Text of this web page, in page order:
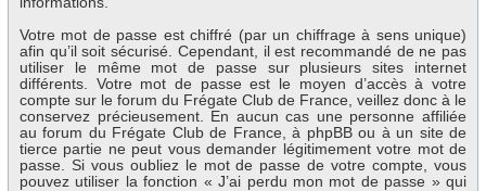
Votre mot de passe est chiffré (par un chiffrage à sens unique)
afin qu’il soit sécurisé. Cependant, il est recommandé de ne pas
utiliser le même mot de passe sur plusieurs sites internet
différents. Votre mot de passe est le moyen d’accès à votre
compte sur le forum du Frégate Club de France, veillez donc à le
conservez précieusement. En aucun cas une personne affiliée
au forum du Frégate Club de France, à phpBB ou à un site de
tierce partie ne peut vous demander légitimement votre mot de
passe. Si vous oubliez le mot de passe de votre compte, vous
pouvez utiliser la fonction « J’ai perdu mon mot de passe » qui